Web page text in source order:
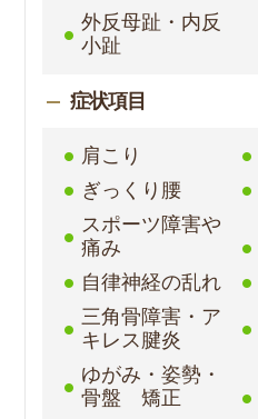
外反母趾・内反
小趾
症状項目
肩こり
ぎっくり腰
スポーツ障害や
痛み
自律神経の乱れ
三角骨障害・ア
キレス腱炎
ゆがみ・姿勢・
骨盤 矯正